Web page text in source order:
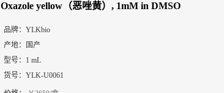
Oxazole yellow（恶唑黄）, 1mM in DMSO
品牌： YLKbio
产地：
国产
型号： 1 mL
货号： YLK-U0061